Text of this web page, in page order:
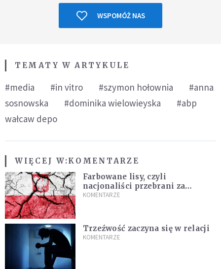
WSPOMÓŻ NAS
TEMATY W ARTYKULE
#media #in vitro #szymon hołownia
#anna
sosnowska
#dominika wielowieyska
#abp
wałcaw depo
WIĘCEJ W:KOMENTARZE
Farbowane lisy, czyli
nacjonaliści przebrani za
chrześcijan
KOMENTARZE
Trzeźwość zaczyna się w relacji
KOMENTARZE